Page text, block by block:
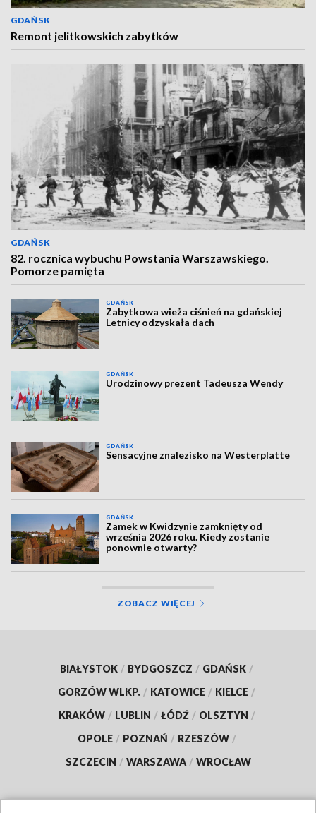
GDAŃSK
Remont jelitkowskich zabytków
GDAŃSK
82. rocznica wybuchu Powstania Warszawskiego.
Pomorze pamięta
GDAŃSK
Zabytkowa wieża ciśnień na gdańskiej
Letnicy odzyskała dach
GDAŃSK
Urodzinowy prezent Tadeusza Wendy
GDAŃSK
Sensacyjne znalezisko na Westerplatte
GDAŃSK
Zamek w Kwidzynie zamknięty od
września 2026 roku. Kiedy zostanie
ponownie otwarty?
ZOBACZ WIĘCEJ
BIAŁYSTOK / BYDGOSZCZ / GDAŃSK /
GORZÓW WLKP. / KATOWICE / KIELCE /
KRAKÓW / LUBLIN / ŁÓDŹ / OLSZTYN /
OPOLE / POZNAŃ / RZESZÓW /
SZCZECIN / WARSZAWA / WROCŁAW